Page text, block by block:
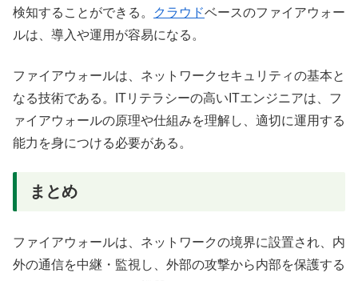
検知することができる。
クラウドベースのファイアウォー
ルは、導入や運用が容易になる。
ファイアウォールは、ネットワークセキュリティの基本と
なる技術である。ITリテラシーの高いITエンジニアは、フ
ァイアウォールの原理や仕組みを理解し、適切に運用する
能力を身につける必要がある。
まとめ
ファイアウォールは、ネットワークの境界に設置され、内
外の通信を中継・監視し、外部の攻撃から内部を保護する